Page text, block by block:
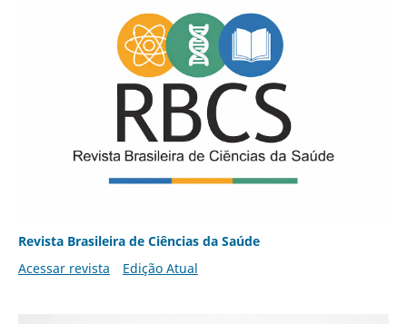
Revista Brasileira de Ciências da Saúde
Acessar revista
Edição Atual